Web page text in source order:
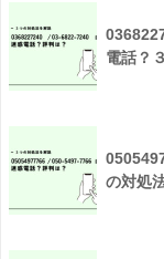
電話？
の対処